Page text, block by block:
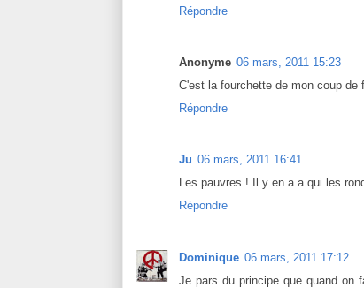
Répondre
Anonyme 06 mars, 2011 15:23
C'est la fourchette de mon coup de
Répondre
Ju 06 mars, 2011 16:41
Les pauvres ! Il y en a a qui les
Répondre
Dominique 06 mars, 2011 17:12
Je pars du principe que quand on